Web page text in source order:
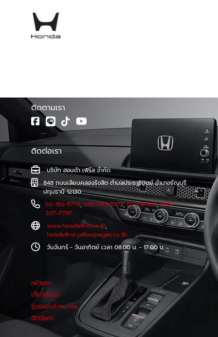
ติดตามเรา
ติดต่อเรา
บริษัท ฮอนด้า เฟิร์ส จำกัด
848 ถนนเลียบคลองรังสิต ตำบลประชาธิปัตย์ อำเภอธัญบุรี
ปทุมธานี 12130
02-150-5778,083-095-5777,02-318-5111,095-
207-7797
www.hondafirst.co.th,
hondafirst.yellowpages.co.th
วันจันทร์ - วันอาทิตย์ เวลา 08.00 น. - 17.00 น.
หน้าแรก
เกี่ยวกับเรา
รุ่นรถยนต์ Honda
ติดต่อเรา